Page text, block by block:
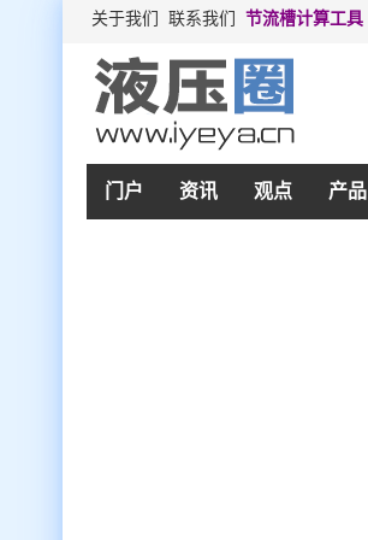
关于我们 联系我们 节流槽计算工具
门户 资讯 观点 产品